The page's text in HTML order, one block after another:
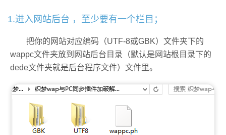
1.进入网站后台 ，至少要有一个栏目；
把你的网站对应编码（UTF-8或GBK）文件夹下的
wappc文件夹放到网站后台目录（默认是网站根目录下的
dede文件夹就是后台程序文件）文件里。